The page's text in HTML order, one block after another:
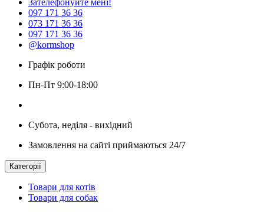
Зателефонуйте мені!
097 171 36 36
073 171 36 36
097 171 36 36
@kormshop
Графік роботи
Пн-Пт 9:00-18:00
Субота, неділя - вихідний
Замовлення на сайті приймаються 24/7
Категорії
Товари для котів
Товари для собак